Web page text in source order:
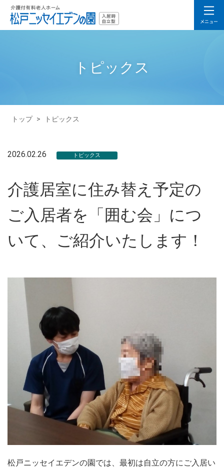
トピックス
トップ > トピックス
2026.02.26 トピックス
介護居室に住み替え予定の
ご入居者を「囲む会」につ
いて、ご紹介いたします！
松戸ニッセイエデンの園では、最初は自立の方にご入居い